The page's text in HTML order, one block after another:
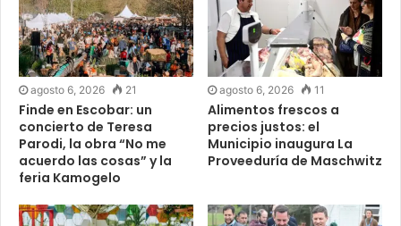
agosto 6, 2026 21
Finde en Escobar: un
concierto de Teresa
Parodi, la obra “No me
acuerdo las cosas” y la
feria Kamogelo
agosto 6, 2026 11
Alimentos frescos a
precios justos: el
Municipio inaugura La
Proveeduría de Maschwitz